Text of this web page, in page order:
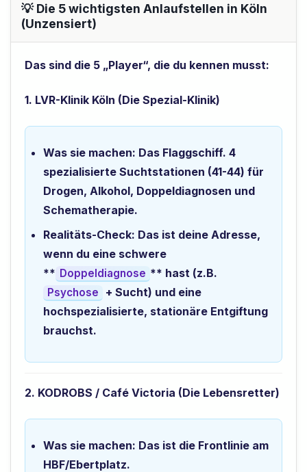
💡 Die 5 wichtigsten Anlaufstellen in Köln
(Unzensiert)
Das sind die 5 „Player“, die du kennen musst:
1. LVR-Klinik Köln (Die Spezial-Klinik)
Was sie machen: Das Flaggschiff. 4
spezialisierte Suchtstationen (41-44) für
Drogen, Alkohol, Doppeldiagnosen und
Schematherapie.
Realitäts-Check: Das ist deine Adresse,
wenn du eine schwere
** Doppeldiagnose ** hast (z.B.
Psychose
+ Sucht) und eine
hochspezialisierte, stationäre Entgiftung
brauchst.
2. KODROBS / Café Victoria (Die Lebensretter)
Was sie machen: Das ist die Frontlinie am
HBF/Ebertplatz.